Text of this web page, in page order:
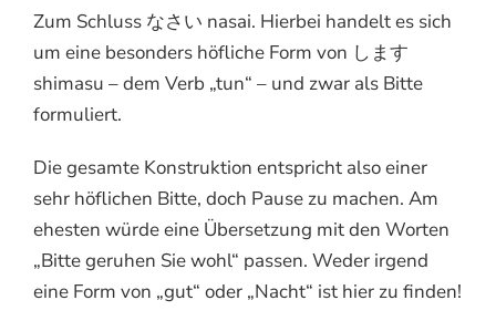
Zum Schluss なさい nasai. Hierbei handelt es sich
um eine besonders höfliche Form von します
shimasu – dem Verb „tun“ – und zwar als Bitte
formuliert.
Die gesamte Konstruktion entspricht also einer
sehr höflichen Bitte, doch Pause zu machen. Am
ehesten würde eine Übersetzung mit den Worten
„Bitte geruhen Sie wohl“ passen. Weder irgend
eine Form von „gut“ oder „Nacht“ ist hier zu finden!